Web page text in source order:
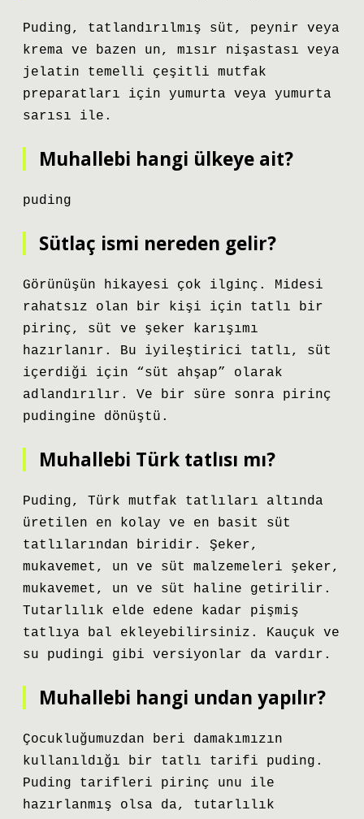
Puding, tatlandırılmış süt, peynir veya
krema ve bazen un, mısır nişastası veya
jelatin temelli çeşitli mutfak
preparatları için yumurta veya yumurta
sarısı ile.
Muhallebi hangi ülkeye ait?
puding
Sütlaç ismi nereden gelir?
Görünüşün hikayesi çok ilginç. Midesi
rahatsız olan bir kişi için tatlı bir
pirinç, süt ve şeker karışımı
hazırlanır. Bu iyileştirici tatlı, süt
içerdiği için “süt ahşap” olarak
adlandırılır. Ve bir süre sonra pirinç
pudingine dönüştü.
Muhallebi Türk tatlısı mı?
Puding, Türk mutfak tatlıları altında
üretilen en kolay ve en basit süt
tatlılarından biridir. Şeker,
mukavemet, un ve süt malzemeleri şeker,
mukavemet, un ve süt haline getirilir.
Tutarlılık elde edene kadar pişmiş
tatlıya bal ekleyebilirsiniz. Kauçuk ve
su pudingi gibi versiyonlar da vardır.
Muhallebi hangi undan yapılır?
Çocukluğumuzdan beri damakımızın
kullanıldığı bir tatlı tarifi puding.
Puding tarifleri pirinç unu ile
hazırlanmış olsa da, tutarlılık